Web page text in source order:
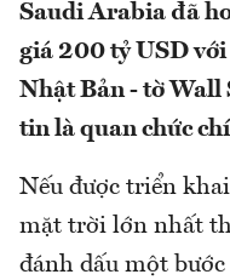
Saudi Arabia đã
giá 200 tỷ USD
Nhật Bản - tờ Wall
tin là quan chức
Nếu được triển
mặt trời lớn nhất
đánh dấu một